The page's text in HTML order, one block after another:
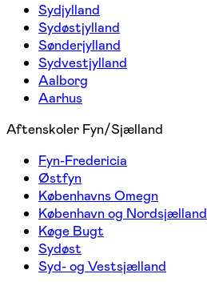
Sydjylland
Sydøstjylland
Sønderjylland
Sydvestjylland
Aalborg
Aarhus
Aftenskoler Fyn/Sjælland
Fyn-Fredericia
Østfyn
Københavns Omegn
København og Nordsjælland
Køge Bugt
Sydøst
Syd- og Vestsjælland